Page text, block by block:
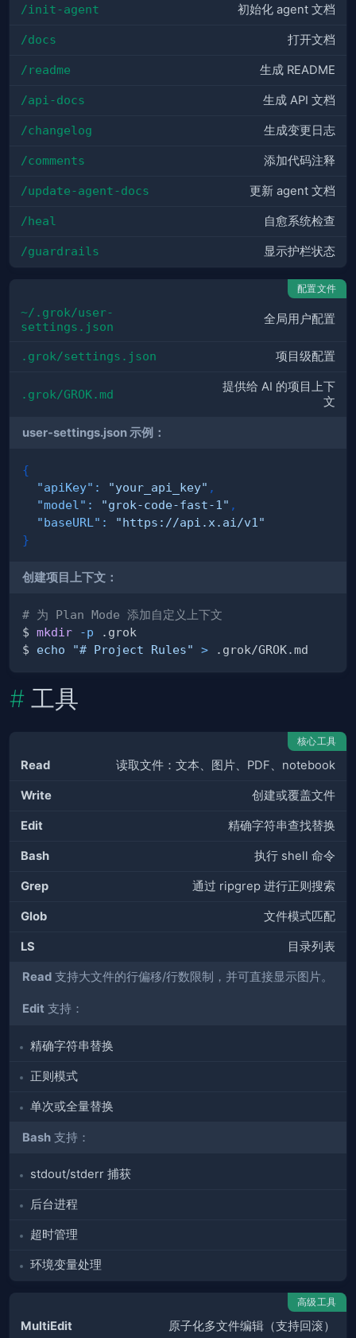
/init-agent 初始化 agent 文档
/docs 打开文档
/readme 生成 README
/api-docs 生成 API 文档
/changelog 生成变更日志
/comments 添加代码注释
/update-agent-docs 更新 agent 文档
/heal 自愈系统检查
/guardrails 显示护栏状态
配置文件
~/.grok/user-
settings.json
全局用户配置
.grok/settings.json 项目级配置
.grok/GROK.md
提供给 AI 的项目上下
文
user-settings.json 示例：
{
"apiKey" : "your_api_key" ,
"model" : "grok-code-fast-1" ,
"baseURL" :
"https://api.x.ai/v1"
}
创建项目上下文：
# 为 Plan Mode 添加自定义上下文
$ mkdir -p
$ echo "# Project Rules" >
工具
核心工具
Read 读取文件：文本、图片、PDF、notebook
Write 创建或覆盖文件
Edit 精确字符串查找替换
Bash 执行 shell 命令
Grep 通过 ripgrep 进行正则搜索
Glob 文件模式匹配
LS 目录列表
Read 支持大文件的行偏移/行数限制，并可直接显示图片。
Edit 支持：
精确字符串替换
正则模式
单次或全量替换
Bash 支持：
stdout/stderr 捕获
后台进程
超时管理
环境变量处理
高级工具
MultiEdit 原子化多文件编辑（支持回滚）